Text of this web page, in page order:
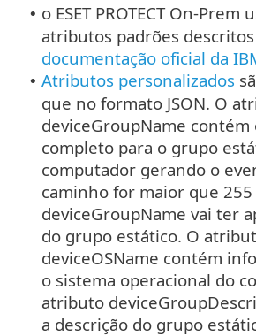
• o ESET PROTECT On-Prem
atributos padrões
documentação oficial da
• Atributos personalizados
que no formato JSON. O
deviceGroupName contém
completo para o grupo
computador gerando o
caminho for maior que
deviceGroupName vai ter
do grupo estático. O
deviceOSName contém
o sistema operacional do
atributo
a descrição do grupo